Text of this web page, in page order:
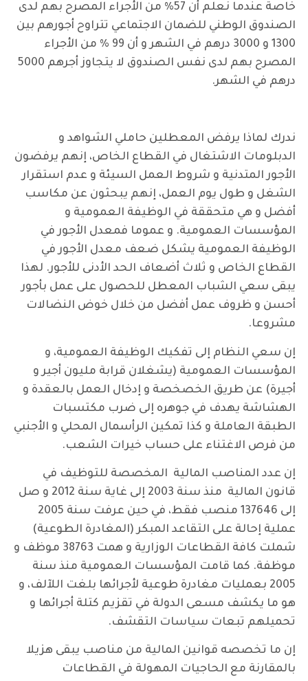
خاصة عندما نعلم أن 57% من الأجراء المصرح بهم لدى
الصندوق الوطني للضمان الاجتماعي تتراوح أجورهم بين
1300 و 3000 درهم في الشهر و أن 99 % من الأجراء
المصرح بهم لدى نفس الصندوق لا يتجاوز أجرهم 5000
درهم في الشهر.
ندرك لماذا يرفض المعطلين حاملي الشواهد و
الدبلومات الاشتغال في القطاع الخاص، إنهم يرفضون
الأجور المتدنية و شروط العمل السيئة و عدم استقرار
الشغل و طول يوم العمل، إنهم يبحثون عن مكاسب
أفضل و هي متحققة في الوظيفة العمومية و
المؤسسات العمومية. و عموما فمعدل الأجور في
الوظيفة العمومية يشكل ضعف معدل الأجور في
القطاع الخاص و ثلاث أضعاف الحد الأدنى للأجور. لهذا
يبقى سعي الشباب المعطل للحصول على عمل بأجور
أحسن و ظروف عمل أفضل من خلال خوض النضالات
مشروعا.
إن سعي النظام إلى تفكيك الوظيفة العمومية، و
المؤسسات العمومية (يشغلان قرابة مليون أجير و
أجيرة) عن طريق الخصخصة و إدخال العمل بالعقدة و
الهشاشة يهدف في جوهره إلى ضرب مكتسبات
الطبقة العاملة و كذا تمكين الرأسمال المحلي و الأجنبي
من فرص الاغتناء على حساب خيرات الشعب.
إن عدد المناصب المالية المخصصة للتوظيف في
قانون المالية منذ سنة 2003 إلى غاية سنة 2012 و صل
إلى 137646 منصب فقط، في حين عرفت سنة 2005
عملية إحالة على التقاعد المبكر (المغادرة الطوعية)
شملت كافة القطاعات الوزارية و همت 38763 موظف و
موظفة. كما قامت المؤسسات العمومية منذ سنة
2005 بعمليات مغادرة طوعية لأجرائها بلغت اللآلف، و
هو ما يكشف مسعى الدولة في تقزيم كتلة أجرائها و
تحميلهم تبعات سياسات التقشف.
إن ما تخصصه قوانين المالية من مناصب يبقى هزيلا
بالمقارنة مع الحاجيات المهولة في القطاعات